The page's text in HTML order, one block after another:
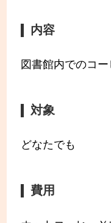
内容
図書館内でのコ
対象
どなたでも
費用